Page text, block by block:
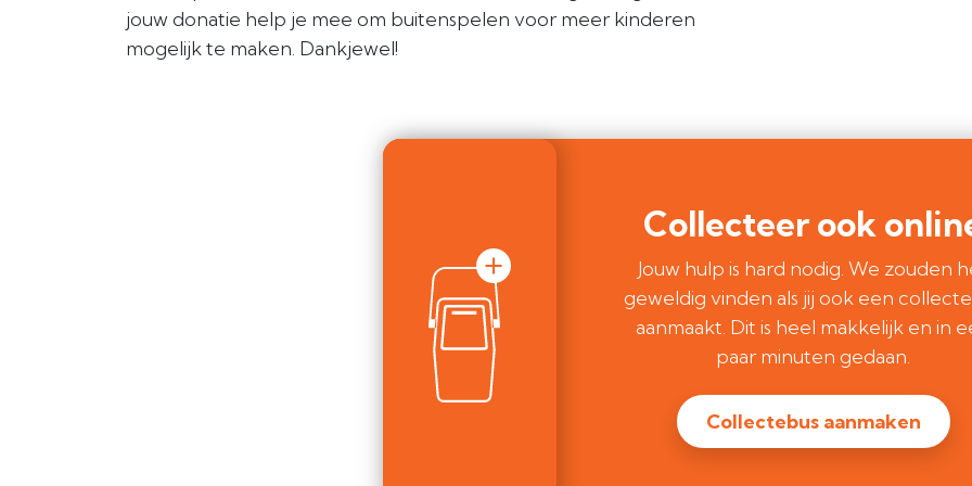
jouw donatie help je mee om buitenspelen voor meer kinderen
mogelijk te maken. Dankjewel!
Collecteer ook
Jouw hulp is hard nodig. We zouden
geweldig vinden als jij ook een
aanmaakt. Dit is heel makkelijk en in
paar minuten gedaan.
Collectebus aanmaken